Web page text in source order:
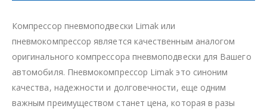
Компрессор пневмоподвески Limak или
пневмокомпрессор является качественным аналогом
оригинального компрессора пневмоподвески для Вашего
автомобиля. Пневмокомпрессор Limak это синоним
качества, надежности и долговечности, еще одним
важным преимуществом станет цена, которая в разы